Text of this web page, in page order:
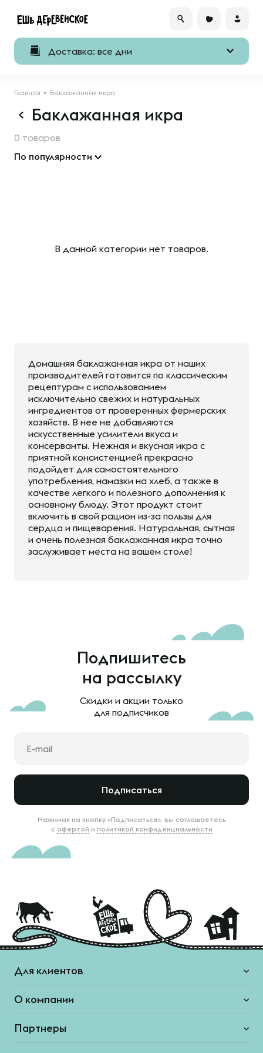
Доставка: все дни
Главная Баклажанная икра
Баклажанная икра
0 товаров
По популярности
В данной категории нет товаров.
Домашняя баклажанная икра от наших
производителей готовится по классическим
рецептурам с использованием
исключительно свежих и натуральных
ингредиентов от проверенных фермерских
хозяйств. В нее не добавляются
искусственные усилители вкуса и
консерванты. Нежная и вкусная икра с
приятной консистенцией прекрасно
подойдет для самостоятельного
употребления, намазки на хлеб, а также в
качестве легкого и полезного дополнения к
основному блюду. Этот продукт стоит
включить в свой рацион из-за пользы для
сердца и пищеварения. Натуральная, сытная
и очень полезная баклажанная икра точно
заслуживает места на вашем столе!
Подпишитесь
на рассылку
Скидки и акции только
для подписчиков
Подписаться
Нажимая на кнопку «Подписаться», вы соглашаетесь
с офертой и политикой конфиденциальности
Для клиентов
О компании
Партнеры